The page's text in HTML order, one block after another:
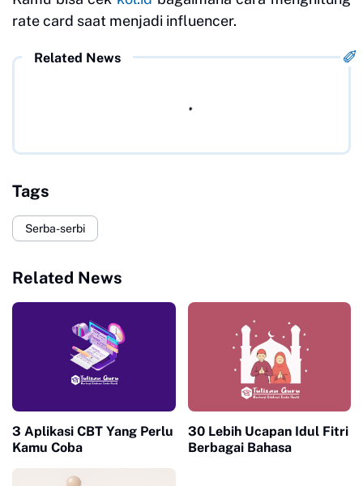
rate card saat menjadi influencer.
Related News
Tags
Serba-serbi
Related News
3 Aplikasi CBT Yang Perlu
Kamu Coba
30 Lebih Ucapan Idul Fitri
Berbagai Bahasa